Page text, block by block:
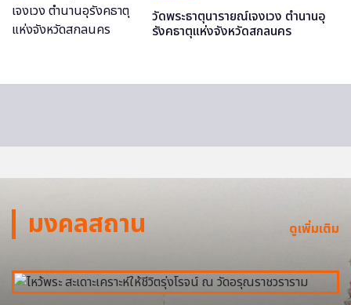
วัดพระธาตุนารายณ์เจงเวง ตำนานอุ
รังคธาตุแห่งจังหวัดสกลนคร
มงคลสถาน ดูเพิ่มเติม